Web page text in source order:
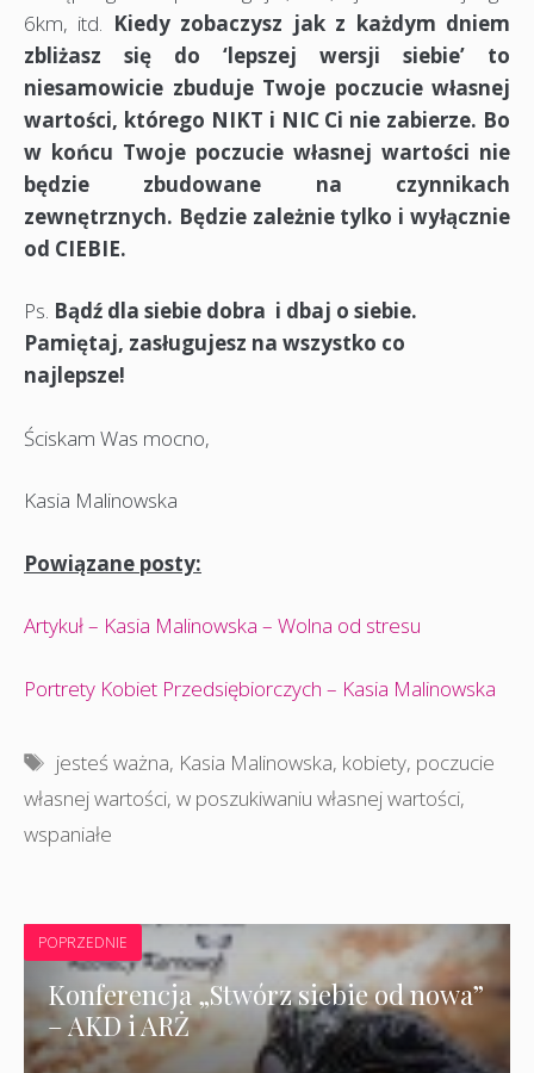
6km, itd. Kiedy zobaczysz jak z każdym dniem
zbliżasz się do ‘lepszej wersji siebie’ to
niesamowicie zbuduje Twoje poczucie własnej
wartości, którego NIKT i NIC Ci nie zabierze. Bo
w końcu Twoje poczucie własnej wartości nie
będzie zbudowane na czynnikach
zewnętrznych. Będzie zależnie tylko i wyłącznie
od CIEBIE.
Ps. Bądź dla siebie dobra i dbaj o siebie.
Pamiętaj, zasługujesz na wszystko co
najlepsze!
Ściskam Was mocno,
Kasia Malinowska
Powiązane posty:
Artykuł – Kasia Malinowska – Wolna od stresu
Portrety Kobiet Przedsiębiorczych – Kasia Malinowska
Tagi
jesteś ważna, Kasia Malinowska, kobiety, poczucie
własnej wartości, w poszukiwaniu własnej wartości,
wspaniałe
POPRZEDNIE
Konferencja „Stwórz siebie od nowa”
– AKD i ARŻ